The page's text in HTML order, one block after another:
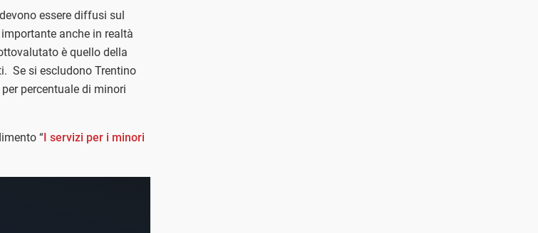
essere diffusi sul
anche in realtà
è quello della
Se si escludono Trentino
percentuale di minori
“I servizi per i minori